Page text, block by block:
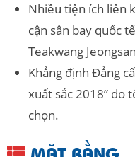
Nhiều tiện ích liên
cận sân bay quốc
Teakwang
Khẳng định Đẳng
xuất sắc 2018” do
chọn.